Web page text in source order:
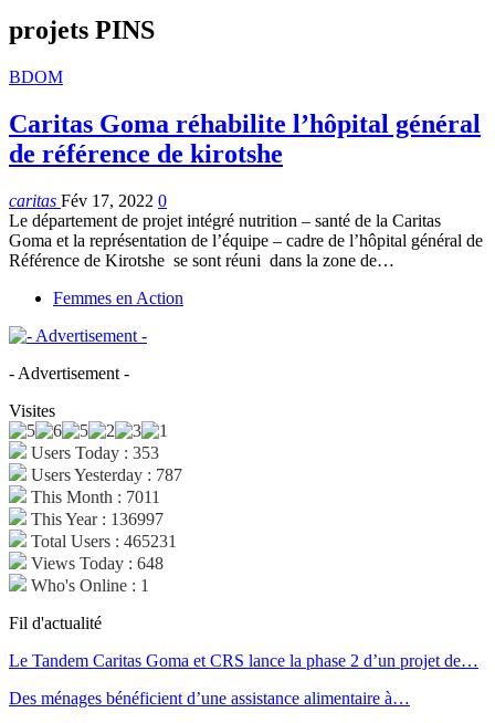
projets PINS
BDOM
Caritas Goma réhabilite l’hôpital général
de référence de kirotshe
caritas Fév 17, 2022 0
Le département de projet intégré nutrition – santé de la Caritas
Goma et la représentation de l’équipe – cadre de l’hôpital général de
Référence de Kirotshe se sont réuni dans la zone de…
Femmes en Action
- Advertisement -
Visites
Users Today : 353
Users Yesterday : 787
This Month : 7011
This Year : 136997
Total Users : 465231
Views Today : 648
Who's Online : 1
Fil d'actualité
Le Tandem Caritas Goma et CRS lance la phase 2 d’un projet de…
Des ménages bénéficient d’une assistance alimentaire à…